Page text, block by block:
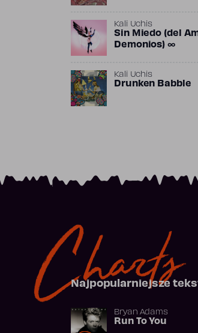
Kali Uchis
Sin Miedo (del
Demonios) ∞
Kali Uchis
Drunken Babble
Charts
Najpopularniejsze
Bryan Adams
Run To You